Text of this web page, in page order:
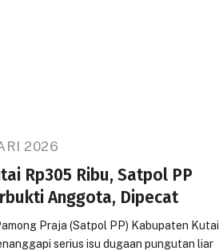
2026
Rp305 Ribu, Satpol PP
Anggota, Dipecat
Praja (Satpol PP) Kabupaten Kutai
serius isu dugaan pungutan liar